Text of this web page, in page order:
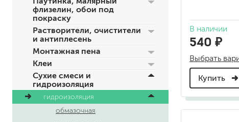
для стен, потолков
для мебели
для бани и сауны
флизелин, обои под
покраску
Растворители, очистители
и антиплесень
Монтажная пена
Клеи
Сухие смеси и
гидроизоляция
гидроизоляция
обмазочная
В наличии
540 ₽
Выбрать
Купить